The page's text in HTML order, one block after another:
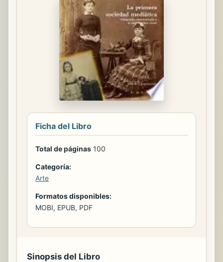
Ficha del Libro
Total de páginas 100
Categoría:
Arte
Formatos disponibles:
MOBI, EPUB, PDF
Sinopsis del Libro